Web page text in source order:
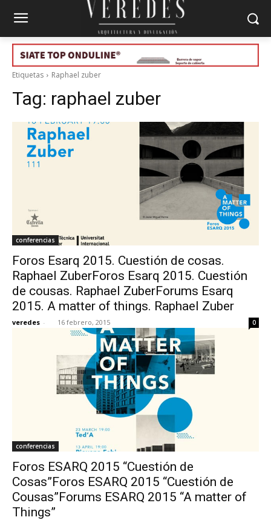
Etiquetas Raphael zuber
Tag: raphael zuber
conferencias
Foros Esarq 2015. Cuestión de cosas.
Raphael ZuberForos Esarq 2015. Cuestión
de cousas. Raphael ZuberForums Esarq
2015. A matter of things. Raphael Zuber
veredes - 16 febrero, 2015 0
conferencias
Foros ESARQ 2015 “Cuestión de
Cosas”Foros ESARQ 2015 “Cuestión de
Cousas”Forums ESARQ 2015 “A matter of
Things”